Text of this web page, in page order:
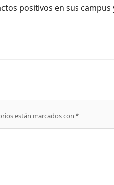
positivos en sus
están marcados con *